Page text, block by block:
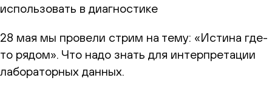
использовать в диагностике
28 мая мы провели стрим на тему: «Истина где-
то рядом». Что надо знать для интерпретации
лабораторных данных.